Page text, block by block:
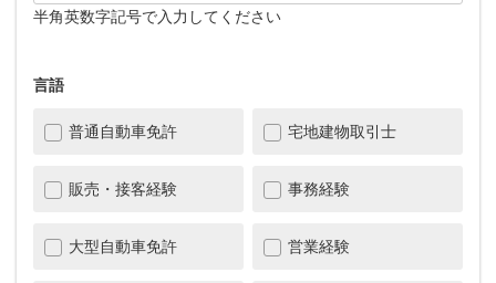
半角英数字記号で入力してください
言語
普通自動車免許 宅地建物取引士
販売・接客経験 事務経験
大型自動車免許 営業経験